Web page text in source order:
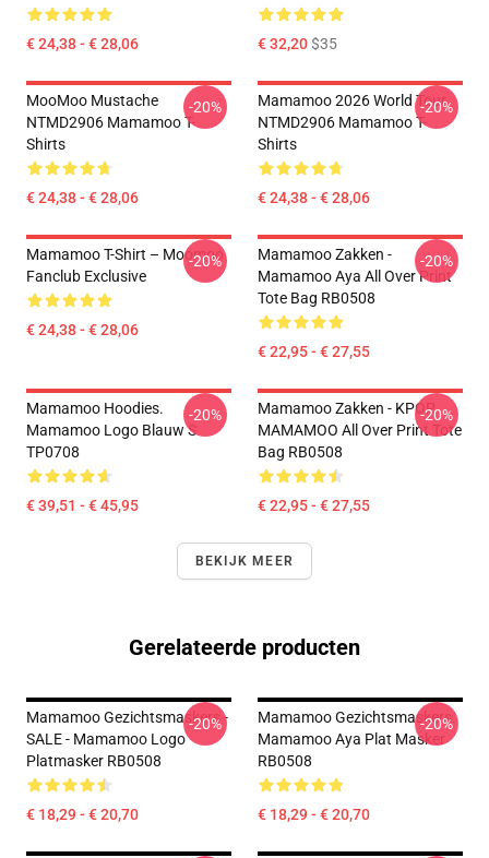
€ 24,38 - € 28,06 € 32,20$35
MooMoo Mustache
NTMD2906 Mamamoo T-
Shirts
€ 24,38 - € 28,06
-20%
Mamamoo 2026 World Tour
NTMD2906 Mamamoo T-
Shirts
€ 24,38 - € 28,06
-20%
Mamamoo T-Shirt – Moomoo
Fanclub Exclusive
€ 24,38 - € 28,06
-20%
Mamamoo Zakken -
Mamamoo Aya All Over Print
Tote Bag RB0508
€ 22,95 - € 27,55
-20%
Mamamoo Hoodies.
Mamamoo Logo Blauw S
TP0708
€ 39,51 - € 45,95
-20%
Mamamoo Zakken - KPOP
MAMAMOO All Over Print Tote
Bag RB0508
€ 22,95 - € 27,55
-20%
BEKIJK MEER
Gerelateerde producten
Mamamoo Gezichtsmaskers -
SALE - Mamamoo Logo
Platmasker RB0508
€ 18,29 - € 20,70
-20%
Mamamoo Gezichtsmaskers.
Mamamoo Aya Plat Masker
RB0508
€ 18,29 - € 20,70
-20%